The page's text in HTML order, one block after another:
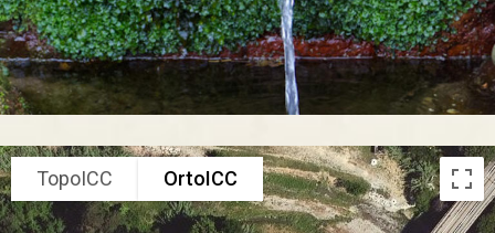
TopoICC OrtoICC